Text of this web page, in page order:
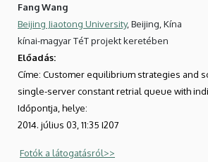
Fang Wang
Beijing Jiaotong University, Beijing, Kína
kínai-magyar TéT projekt keretében
Előadás:
Címe: Customer equilibrium strategies and
single-server constant retrial queue with
Időpontja, helye:
2014. július 03, 11:35 I207
Fotók a látogatásról>>